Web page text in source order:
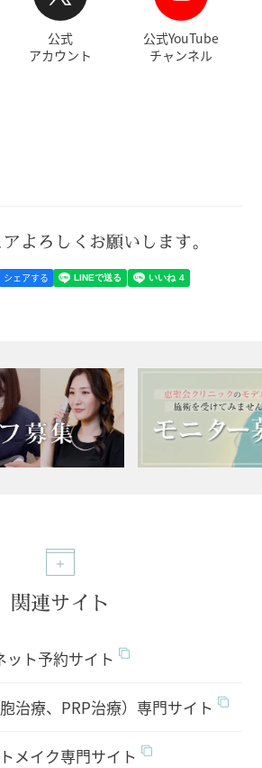
公式
アカウント
公式YouTube
チャンネル
よろしくお願いします。
シェアする
関連サイト
ット予約サイト
治療、PRP治療）専門サイト
メイク専門サイト